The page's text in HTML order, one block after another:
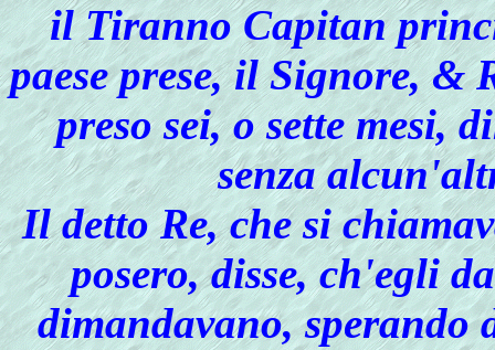
il Tiranno Capitan
paese prese, il Signore, &
preso sei, o sette mesi,
senza
Il detto Re, che si
posero, disse, ch'egli
dimandavano,